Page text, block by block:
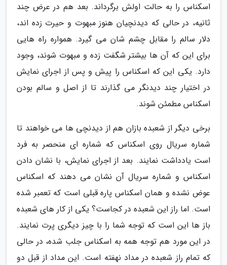
اسکناس را به حالت اولش برگرداند. بعد هم در عرض چند
ثانیه، در حالی که دیدنچیان هنوز مبهوت و حیرت زده اند،
دلار سالم را مقابل چشم شان می گیرد. همواره راه هایی
برای این که آن ها بیشتر شگفت زده و مبهوت شوند، وجود
دارد. یکی این که اسکناس را پیش و پس از اجرای نمایش
در اختیار چند دیدنگر می گذارند تا از اصل و سالم بودن
اسکناس مطمئن شوند.
برخی دیگر از شعبده بازان هم از دیدنچی ها می خواهند تا
شماره سریال روی اسکناس که شماره ای منحصر به فرد
است یادداشت نمایند. بعد از اجرای نمایش، با نشان دادن
اسکناس و شماره سریال آن نشان می دهند که اسکناس
عوض نشده و همان اسکناس پاره قبلی است که تعمبر شده
است. اما راز این شعبده در کجاست؟ یکی از کار های شعبده
باز ها این است که توجه شما را با چیز دیگری پرت نمایند.
در این مورد هم توجه همه به اسکناس جلب شده، در حالی
که تمام راز شعبده در مداد نهفته است. این مداد از قبل دو